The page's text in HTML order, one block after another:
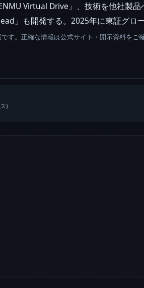
Virtual Drive」、技術を他社製
」も開発する。2025年に東証グロー
す。正確な情報は公式サイト・開示資料をご確
)